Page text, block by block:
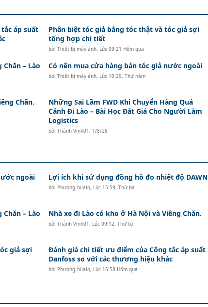
áp suất
Phân biệt tóc giả bằng tóc thật và tóc giả sợi
tổng hợp chi tiết
bởi Thiết bị máy ảnh, Lúc 09:21 Hôm qua
– Lào
Có nên mua cửa hàng bán tóc giả nước ngoài
bởi Thiết bị máy ảnh, Lúc 10:29, Thứ năm
Chăn.
Những Sai Lầm FWD Khi Chuyển Hàng Quá
Cảnh Đi Lào – Bài Học Đắt Giá Cho Người Làm
Logistics
bởi Thành Vinh01 , 1/8/26
ngoài Lợi ích khi sử dụng đồng hồ đo nhiệt độ DAWN
bởi Phương_bilalo, Lúc 15:59, Thứ ba
– Lào
Nhà xe đi Lào có kho ở Hà Nội và Viêng Chăn.
bởi Thành Vinh01 , Lúc 09:12, Thứ tư
giả sợi
Đánh giá chi tiết ưu điểm của Công tắc áp suất
Danfoss so với các thương hiệu khác
bởi Phương_bilalo, Lúc 16:58 Hôm qua